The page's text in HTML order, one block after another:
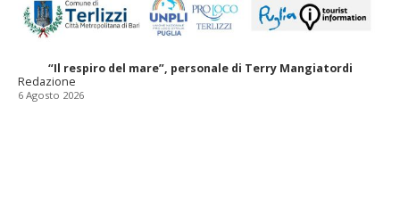
“Il respiro del mare”, personale di Terry Mangiatordi
Redazione
6 Agosto 2026